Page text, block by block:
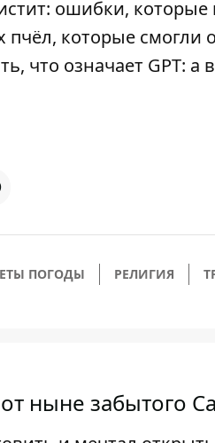
ошибки, которые
пчёл, которые смогли
что означает GPT: а
ПОГОДЫ РЕЛИГИЯ
ныне забытого